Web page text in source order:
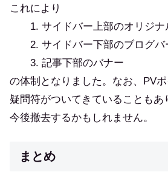
これにより
1. サイドバー上部のオリジナ
2. サイドバー下部のブログバ
3. 記事下部のバナー
の体制となりました。なお、PV
疑問符がついてきていることもあ
今後撤去するかもしれません。
まとめ